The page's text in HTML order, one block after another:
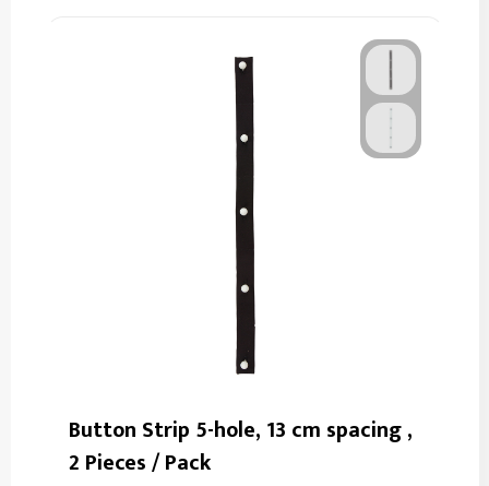
Button Strip 5-hole, 13 cm spacing ,
2 Pieces / Pack